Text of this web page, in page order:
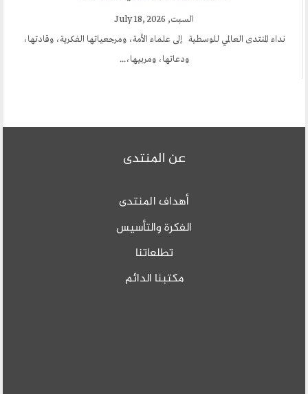
السبت, July 18, 2026
نداء المنتدى العالمي للوسطية إلى علماء الأمة، ومرجعياتها الفكرية، وقادتها،
ودعاتها، ومربيها،...
عن المنتدى
أهداف المنتدى
الفكرة والتأسيس
تطلعاتنا
مكتبنا الدائم